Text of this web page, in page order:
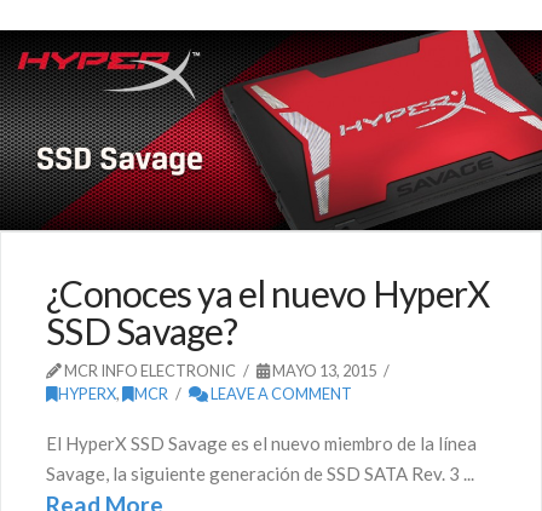
¿Conoces ya el nuevo HyperX
SSD Savage?
MCR INFO ELECTRONIC
MAYO 13, 2015
HYPERX, MCR LEAVE A COMMENT
El HyperX SSD Savage es el nuevo miembro de la línea
Savage, la siguiente generación de SSD SATA Rev. 3 ...
Read More